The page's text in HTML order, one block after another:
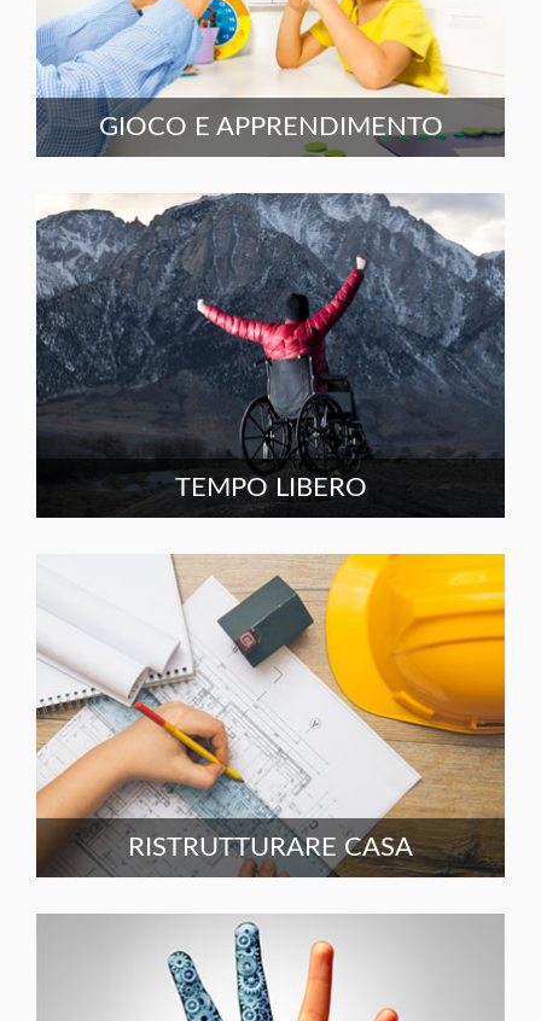
GIOCO E APPRENDIMENTO
TEMPO LIBERO
RISTRUTTURARE CASA